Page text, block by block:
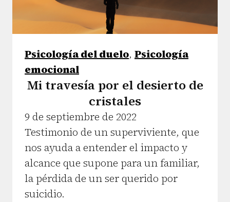
Psicología del duelo, Psicología
emocional
Mi travesía por el desierto de
cristales
9 de septiembre de 2022
Testimonio de un superviviente, que
nos ayuda a entender el impacto y
alcance que supone para un familiar,
la pérdida de un ser querido por
suicidio.